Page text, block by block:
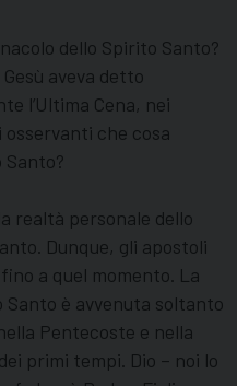
dello Spirito Santo?
aveva detto
l’Ultima Cena, nei
osservanti che cosa
Santo?
realtà personale dello
Dunque, gli apostoli
a quel momento. La
è avvenuta soltanto
Pentecoste e nella
primi tempi. Dio – noi lo